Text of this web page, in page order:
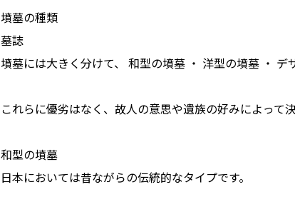
墳墓の種類
墓誌
墳墓には大きく分けて、 和型の墳墓 ・ 洋型の墳墓 ・ デ
これらに優劣はなく、故人の意思や遺族の好みによって
和型の墳墓
日本においては昔ながらの伝統的なタイプです。